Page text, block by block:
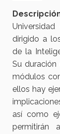
dirigido a
de la
Su
módulos
ellos hay
así como
permitirán